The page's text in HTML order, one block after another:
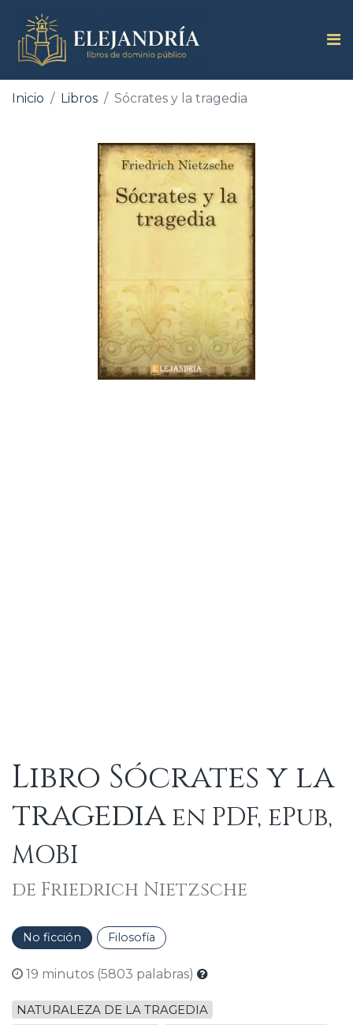
Inicio Libros Sócrates y la tragedia
Libro Sócrates y la
tragediaen PDF, ePub,
MOBI
de Friedrich Nietzsche
No ficción Filosofía
19 minutos (5803 palabras)
NATURALEZA DE LA TRAGEDIA